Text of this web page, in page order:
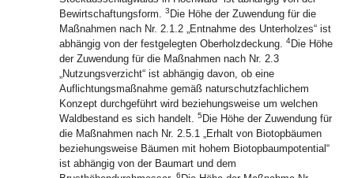
Bewirtschaftungsform. 3 Die Höhe der Zuwendung für die
Maßnahmen nach Nr. 2.1.2 „Entnahme des Unterholzes“ ist
abhängig von der festgelegten Oberholzdeckung. 4Die Höhe
der Zuwendung für die Maßnahmen nach Nr. 2.3
„Nutzungsverzicht“ ist abhängig davon, ob eine
Auflichtungsmaßnahme gemäß naturschutzfachlichem
Konzept durchgeführt wird beziehungsweise um welchen
Waldbestand es sich handelt. 5 Die Höhe der Zuwendung für
die Maßnahmen nach Nr. 2.5.1 „Erhalt von Biotopbäumen
beziehungsweise Bäumen mit hohem Biotopbaumpotential“
ist abhängig von der Baumart und dem
6